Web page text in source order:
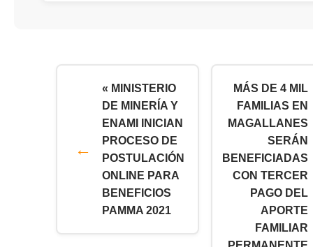
« MINISTERIO
DE MINERÍA Y
ENAMI INICIAN
PROCESO DE
POSTULACIÓN
ONLINE PARA
BENEFICIOS
PAMMA 2021
MÁS DE 4 MIL
FAMILIAS EN
MAGALLANES
SERÁN
BENEFICIADAS
CON TERCER
PAGO DEL
APORTE
FAMILIAR